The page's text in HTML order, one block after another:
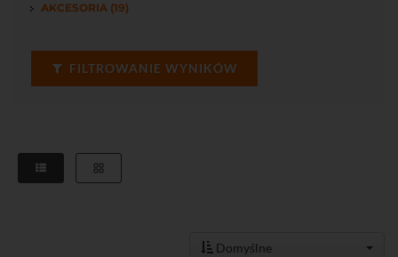
AKCESORIA (19)
FILTROWANIE WYNIKÓW
Domyślne